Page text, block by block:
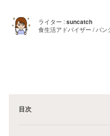
ライター :suncatch
食生活アドバイザー / パ
目次